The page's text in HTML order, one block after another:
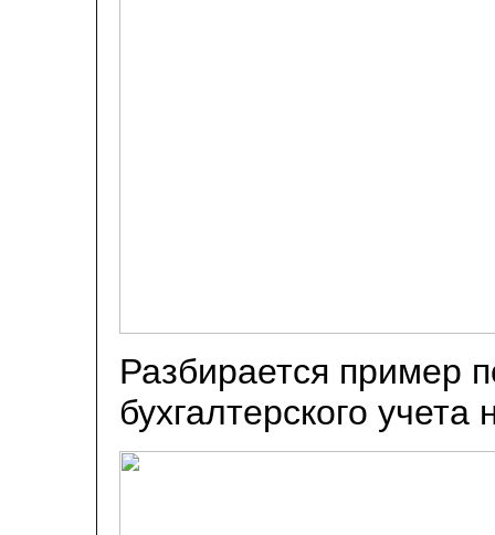
Разбирается пример
бухгалтерского